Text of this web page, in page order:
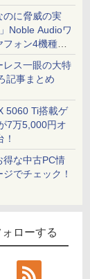
のに脅威の実
Noble Audioワ
ォン4機種を
レス一眼の大特
記事まとめ
5060 Ti搭載ゲ
7万5,000円オ
得な中古PC情
でチェック！
ローする